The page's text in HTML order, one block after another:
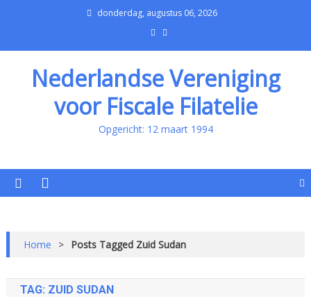
donderdag, augustus 06, 2026
Nederlandse Vereniging
voor Fiscale Filatelie
Opgericht: 12 maart 1994
Home > Posts Tagged Zuid Sudan
TAG: ZUID SUDAN